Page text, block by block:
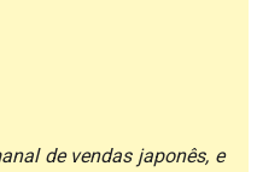
de vendas japonês, e